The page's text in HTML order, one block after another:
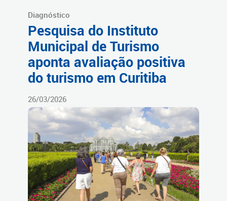
Diagnóstico
Pesquisa do Instituto
Municipal de Turismo
aponta avaliação positiva
do turismo em Curitiba
26/03/2026